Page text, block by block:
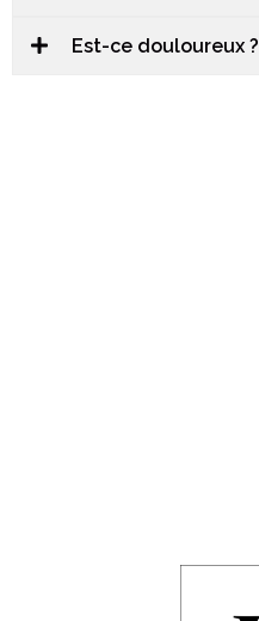
Est-ce douloureux ?